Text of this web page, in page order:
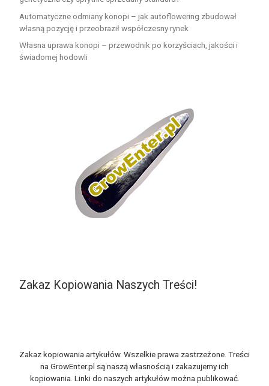
Automatyczne odmiany konopi – jak autoflowering zbudował
własną pozycję i przeobraził współczesny rynek
Własna uprawa konopi – przewodnik po korzyściach, jakości i
świadomej hodowli
Zakaz Kopiowania Naszych Treści!
Zakaz kopiowania artykułów. Wszelkie prawa zastrzeżone. Treści
na GrowEnter.pl są naszą własnością i zakazujemy ich
kopiowania. Linki do naszych artykułów można publikować.